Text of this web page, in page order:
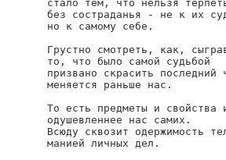
стало тем, что нельзя
без состраданья - не к их
но к самому себе.
Грустно смотреть, как,
то, что было самой судьбой
призвано скрасить последний
меняется раньше нас.
То есть предметы и свойства
одушевленнее нас самих.
Всюду сквозит одержимость
манией личных дел.